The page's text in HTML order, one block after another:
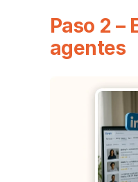
Paso 2
agentes